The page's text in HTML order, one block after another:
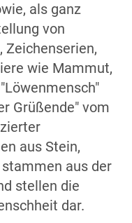
als ganz
von
Zeichenserien,
wie Mammut,
Grüßende" vom
aus Stein,
aus der
stellen die
dar.